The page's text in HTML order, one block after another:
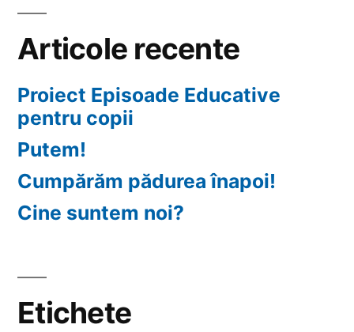
Articole recente
Proiect Episoade Educative
pentru copii
Putem!
Cumpărăm pădurea înapoi!
Cine suntem noi?
Etichete